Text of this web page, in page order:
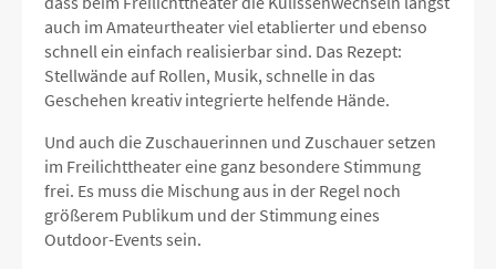
auch im Amateurtheater viel etablierter und ebenso
schnell ein einfach realisierbar sind. Das Rezept:
Stellwände auf Rollen, Musik, schnelle in das
Geschehen kreativ integrierte helfende Hände.
Und auch die Zuschauerinnen und Zuschauer setzen
im Freilichttheater eine ganz besondere Stimmung
frei. Es muss die Mischung aus in der Regel noch
größerem Publikum und der Stimmung eines
Outdoor-Events sein.